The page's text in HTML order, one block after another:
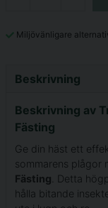
Miljövänligare
Beskrivning
Beskrivning av
Fästing
Ge din häst ett
sommarens plågor
Fästing . Detta
hålla bitande